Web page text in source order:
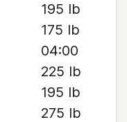
195 lb
175 lb
04:00
225 lb
195 lb
275 lb